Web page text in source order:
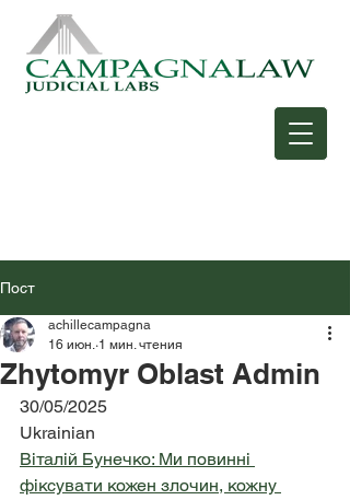
Пост
Zhytomyr Oblast Admin
achillecampagna
16 июн. 1 мин. чтения
30/05/2025
Ukrainian
Віталій Бунечко: Ми повинні
фіксувати кожен злочин, кожну